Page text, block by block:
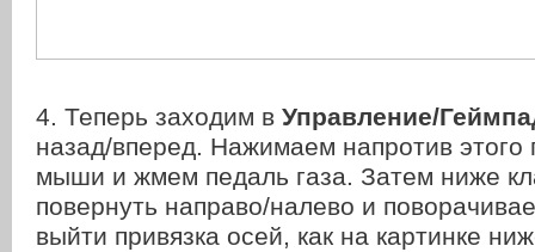
4. Теперь заходим в Управление/
назад/вперед. Нажимаем напротив этого
мыши и жмем педаль газа. Затем ниже
повернуть направо/налево и
выйти привязка осей, как на картинке